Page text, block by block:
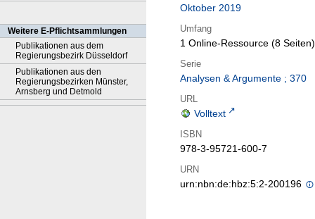
Weitere E-Pflichtsammlungen
Publikationen aus dem
Regierungsbezirk Düsseldorf
Publikationen aus den
Regierungsbezirken Münster,
Arnsberg und Detmold
Oktober 2019
Umfang
1 Online-Ressource (8 Seiten)
Serie
Analysen & Argumente ; 370
URL
Volltext
ISBN
978-3-95721-600-7
URN
urn:nbn:de:hbz:5:2-200196